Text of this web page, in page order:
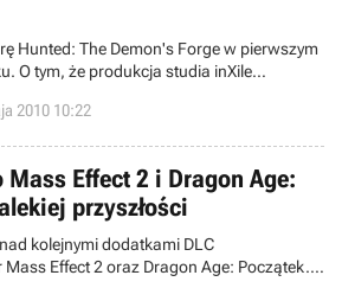
Hunted: The Demon's Forge w pierwszym
O tym, że produkcja studia inXile
twórców The Elder Scrolls
miesięcy, ale dopiero teraz ujawniono,
2010 10:22
Effect 2 i Dragon Age:
przyszłości
kolejnymi dodatkami DLC
Effect 2 oraz Dragon Age: Początek.